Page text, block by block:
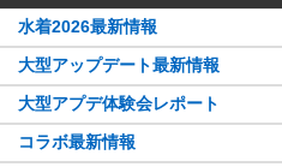
水着2026最新情報
大型アップデート最新情報
大型アプデ体験会レポート
コラボ最新情報